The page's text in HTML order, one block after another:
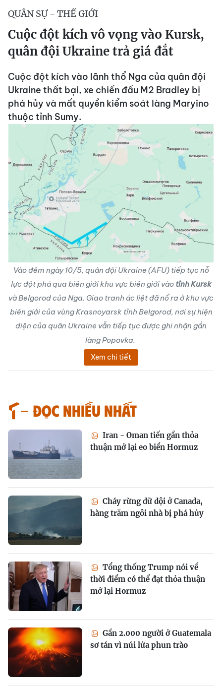
QUÂN SỰ - THẾ GIỚI
Cuộc đột kích vô vọng vào Kursk,
quân đội Ukraine trả giá đắt
Cuộc đột kích vào lãnh thổ Nga của quân đội
Ukraine thất bại, xe chiến đấu M2 Bradley bị
phá hủy và mất quyền kiểm soát làng Maryino
thuộc tỉnh Sumy.
Vào đêm ngày 10/5, quân đội Ukraine (AFU) tiếp tục nỗ
lực đột phá qua biên giới khu vực biên giới vào tỉnh Kursk
và Belgorod của Nga. Giao tranh ác liệt đã nổ ra ở khu vực
biên giới của vùng Krasnoyarsk tỉnh Belgorod, nơi sự hiện
diện của quân Ukraine vẫn tiếp tục được ghi nhận gần
làng Popovka.
Xem chi tiết
Đọc nhiều nhất
Iran - Oman tiến gần thỏa
thuận mở lại eo biển Hormuz
Cháy rừng dữ dội ở Canada,
hàng trăm ngôi nhà bị phá hủy
Tổng thống Trump nói về
thời điểm có thể đạt thỏa thuận
mở lại Hormuz
Gần 2.000 người ở Guatemala
sơ tán vì núi lửa phun trào